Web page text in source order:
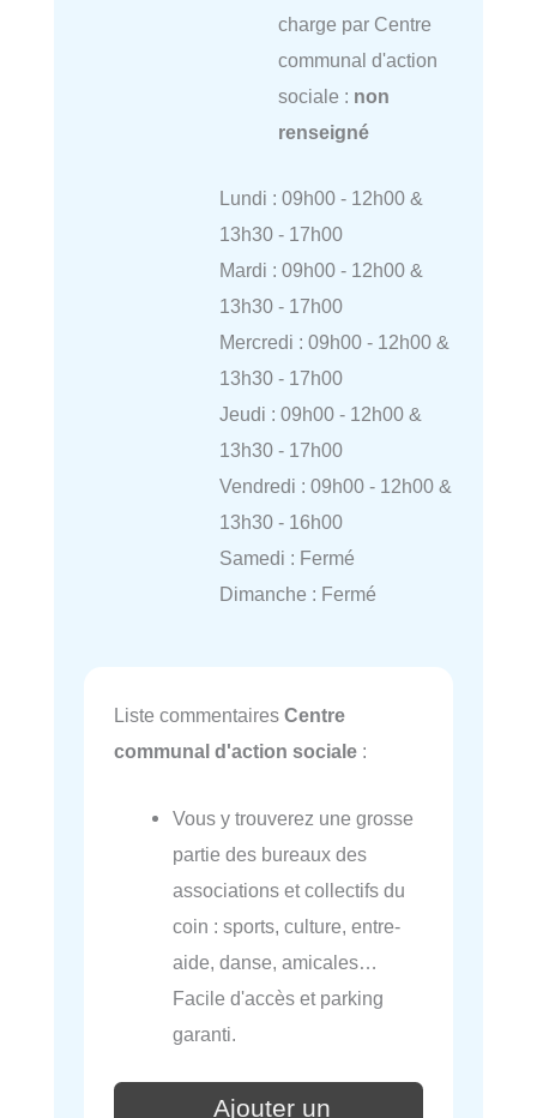
charge par Centre
communal d'action
sociale : non
renseigné
Lundi : 09h00 - 12h00 &
13h30 - 17h00
Mardi : 09h00 - 12h00 &
13h30 - 17h00
Mercredi : 09h00 - 12h00 &
13h30 - 17h00
Jeudi : 09h00 - 12h00 &
13h30 - 17h00
Vendredi : 09h00 - 12h00 &
13h30 - 16h00
Samedi : Fermé
Dimanche : Fermé
Liste commentaires Centre
communal d'action sociale :
Vous y trouverez une grosse
partie des bureaux des
associations et collectifs du
coin : sports, culture, entre-
aide, danse, amicales…
Facile d'accès et parking
garanti.
Ajouter un